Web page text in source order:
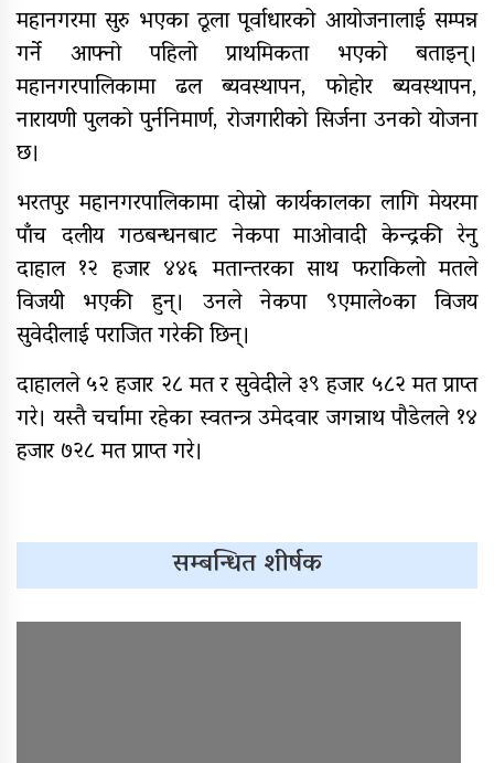
महानगरमा सुरु भएका ठूला पूर्वाधारको आयोजनालाई सम्पन्न
गर्ने आफ्नो पहिलो प्राथमिकता भएको बताइन्।
महानगरपालिकामा ढल ब्यवस्थापन, फोहोर ब्यवस्थापन,
नारायणी पुलको पुर्ननिमार्ण, रोजगारीको सिर्जना उनको योजना
छ।
भरतपुर महानगरपालिकामा दोस्रो कार्यकालका लागि मेयरमा
पाँच दलीय गठबन्धनबाट नेकपा माओवादी केन्द्रकी रेनु
दाहाल १२ हजार ४४६ मतान्तरका साथ फराकिलो मतले
विजयी भएकी हुन्। उनले नेकपा ९एमाले०का विजय
सुवेदीलाई पराजित गरेकी छिन्।
दाहालले ५२ हजार २८ मत र सुवेदीले ३९ हजार ५८२ मत प्राप्त
गरे। यस्तै चर्चामा रहेका स्वतन्त्र उमेदवार जगन्नाथ पौडेलले १४
हजार ७२८ मत प्राप्त गरे।
सम्बन्धित शीर्षक